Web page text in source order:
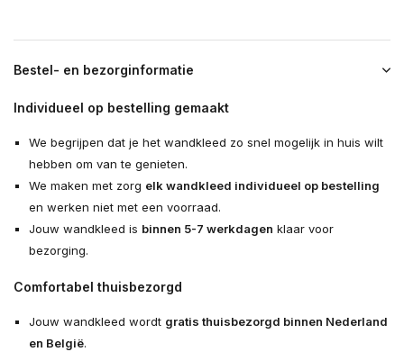
Bestel- en bezorginformatie
Individueel op bestelling gemaakt
We begrijpen dat je het wandkleed zo snel mogelijk in huis wilt
hebben om van te genieten.
We maken met zorg elk wandkleed individueel op bestelling
en werken niet met een voorraad.
Jouw wandkleed is binnen 5-7 werkdagen klaar voor
bezorging.
Comfortabel thuisbezorgd
Jouw wandkleed wordt gratis thuisbezorgd binnen Nederland
en België.